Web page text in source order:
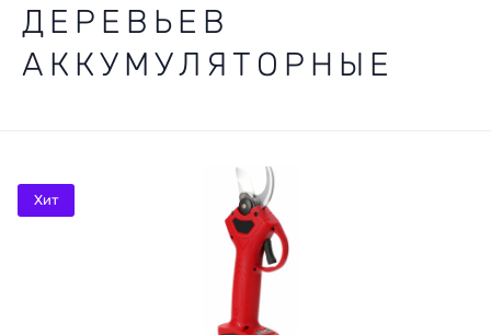
ДЕРЕВЬЕВ
АККУМУЛЯТОРНЫЕ
Хит